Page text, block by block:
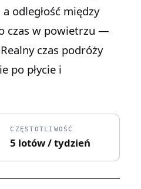
a odległość między
czas w powietrzu —
czas podróży
po płycie i
CZĘSTOTLIWOŚĆ
5 lotów / tydzień